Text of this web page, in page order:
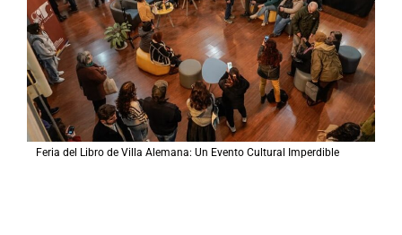
Feria del Libro de Villa Alemana: Un Evento Cultural Imperdible